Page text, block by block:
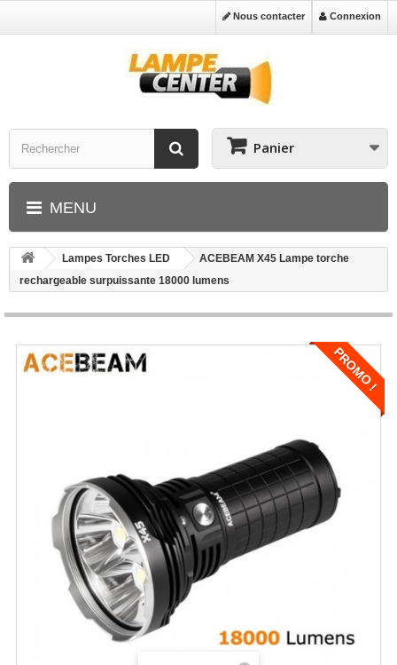
Connexion
Nous contacter
Panier
MENU
Lampes Torches LED
ACEBEAM X45 Lampe torche
rechargeable surpuissante 18000 lumens
PROMO !